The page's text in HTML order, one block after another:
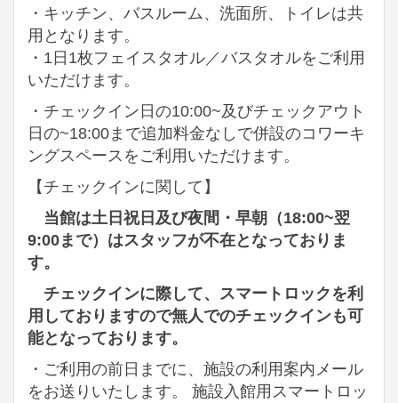
・キッチン、バスルーム、洗面所、トイレは共
用となります。
・1日1枚フェイスタオル／バスタオルをご利用
いただけます。
・チェックイン日の10:00~及びチェックアウト
日の~18:00まで追加料金なしで併設のコワーキ
ングスペースをご利用いただけます。
【チェックインに関して】
当館は土日祝日及び夜間・早朝（18:00~翌
9:00まで）はスタッフが不在となっておりま
す。
チェックインに際して、スマートロックを利
用しておりますので無人でのチェックインも可
能となっております。
・ご利用の前日までに、施設の利用案内メール
をお送りいたします。 施設入館用スマートロッ